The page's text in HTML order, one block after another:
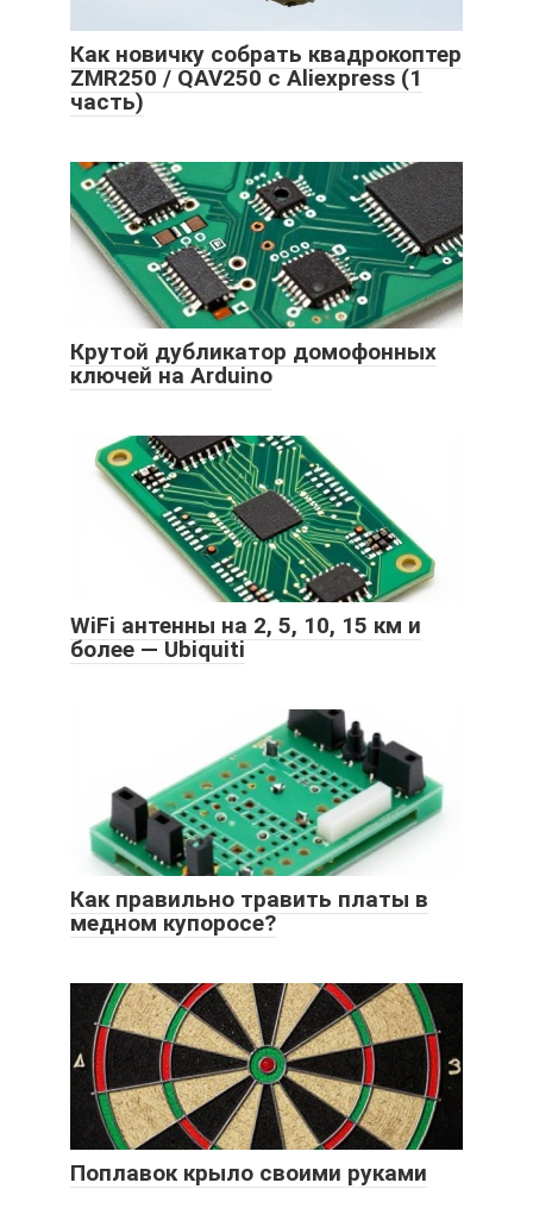
Как новичку собрать квадрокоптер
ZMR250 / QAV250 с Aliexpress (1
часть)
Крутой дубликатор домофонных
ключей на Arduino
WiFi антенны на 2, 5, 10, 15 км и
более — Ubiquiti
Как правильно травить платы в
медном купоросе?
Поплавок крыло своими руками